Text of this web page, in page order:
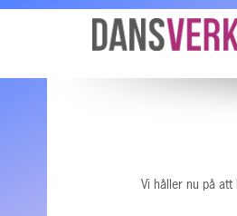
Vi håller nu på